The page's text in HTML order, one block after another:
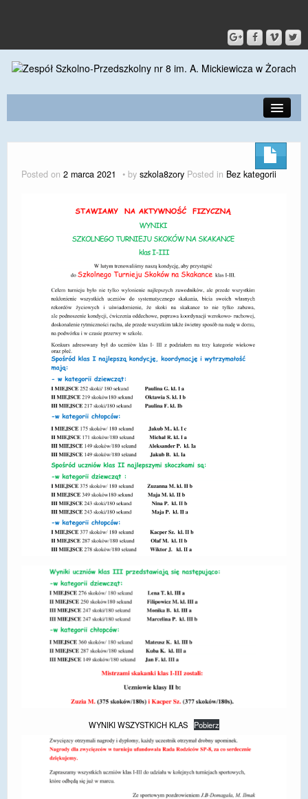
DLA RODZICÓW I UCZNIÓW
DLA PRACOWNIKÓW
SPORT
DOSTĘPNOŚĆ
POLITYKA PRYWATNOŚCI
RODO
EGZAMIN ÓSMOKLASISTY
STANDARDY OCHRONY MAŁOLETNICH
PROJEKT ,,SZKOŁY Z JAKOŚCIĄ – ROZWÓJ
KSZTAŁCENIA OGÓLNEGO NA TERENIE MIASTA
ŻORY”
REKRUTACJA 2026/2027
mLegitymacja
Posted on 2 marca 2021 by szkola8zory Posted in Bez kategorii
WYNIKI WSZYSTKICH KLAS Pobierz